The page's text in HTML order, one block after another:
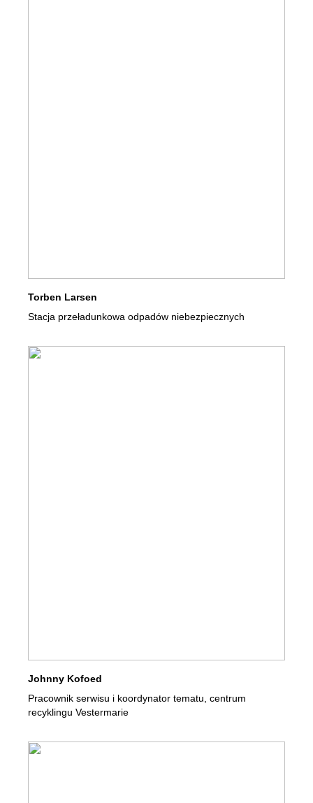
Torben Larsen
Stacja przeładunkowa odpadów niebezpiecznych
Johnny Kofoed
Pracownik serwisu i koordynator tematu, centrum
recyklingu Vestermarie